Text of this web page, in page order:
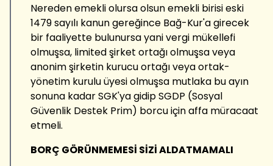
Nereden emekli olursa olsun emekli birisi eski
1479 sayılı kanun gereğince Bağ-Kur'a girecek
bir faaliyette bulunursa yani vergi mükellefi
olmuşsa, limited şirket ortağı olmuşsa veya
anonim şirketin kurucu ortağı veya ortak-
yönetim kurulu üyesi olmuşsa mutlaka bu ayın
sonuna kadar SGK'ya gidip SGDP (Sosyal
Güvenlik Destek Prim) borcu için affa müracaat
etmeli.
BORÇ GÖRÜNMEMESİ SİZİ ALDATMAMALI